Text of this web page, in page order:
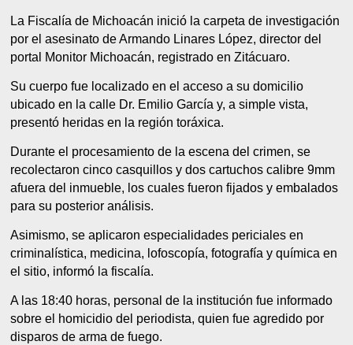
La Fiscalía de Michoacán inició la carpeta de investigación
por el asesinato de Armando Linares López, director del
portal Monitor Michoacán, registrado en Zitácuaro.
Su cuerpo fue localizado en el acceso a su domicilio
ubicado en la calle Dr. Emilio García y, a simple vista,
presentó heridas en la región toráxica.
Durante el procesamiento de la escena del crimen, se
recolectaron cinco casquillos y dos cartuchos calibre 9mm
afuera del inmueble, los cuales fueron fijados y embalados
para su posterior análisis.
Asimismo, se aplicaron especialidades periciales en
criminalística, medicina, lofoscopía, fotografía y química en
el sitio, informó la fiscalía.
A las 18:40 horas, personal de la institución fue informado
sobre el homicidio del periodista, quien fue agredido por
disparos de arma de fuego.